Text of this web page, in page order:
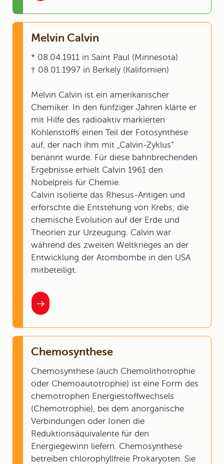
Melvin Calvin
* 08.04.1911 in Saint Paul (Minnesota)
† 08.01.1997 in Berkely (Kalifornien)
Melvin Calvin ist ein amerikanischer
Chemiker. In den fünfziger Jahren klärte er
mit Hilfe des radioaktiv markierten
Kohlenstoffs einen Teil der Fotosynthese
auf, der nach ihm mit „Calvin-Zyklus“
benannt wurde. Für diese bahnbrechenden
Ergebnisse erhielt Calvin 1961 den
Nobelpreis für Chemie.
Calvin isolierte das Rhesus-Antigen und
erforschte die Entstehung von Krebs, die
chemische Evolution auf der Erde und
Theorien zur Urzeugung. Calvin war
während des zweiten Weltkrieges an der
Entwicklung der Atombombe in den USA
mitbeteiligt.
Chemosynthese
Chemosynthese (auch Chemolithotrophie
oder Chemoautotrophie) ist eine Form des
chemotrophen Energiestoffwechsels
(Chemotrophie), bei dem anorganische
Verbindungen oder Ionen die
Reduktionsäquivalente für den
Energiegewinn liefern. Chemosynthese
betreiben chlorophyllfreie Prokaryoten. Sie